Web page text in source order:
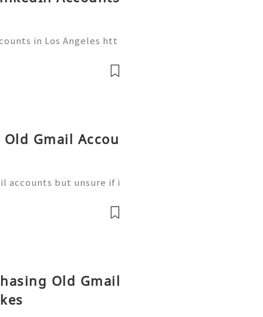
in Los Angeles htt
●👇🏾●── ●👇🏾
●👇🏾 ➤Website: smmt
Gmail Accou
accounts but unsure if i
us – Contact US ✅⇒2
Old Gmail